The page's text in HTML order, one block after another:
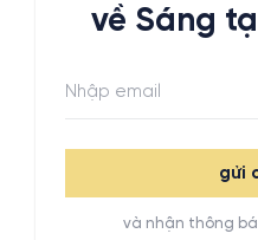
về Sáng
gửi
và nhận thông